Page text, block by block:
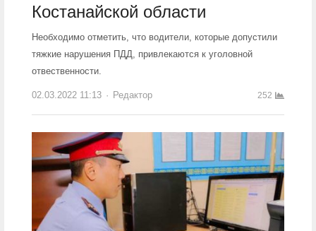
Костанайской области
Необходимо отметить, что водители, которые допустили
тяжкие нарушения ПДД, привлекаются к уголовной
отвественности.
02.03.2022 11:13 Author
Редактор 252